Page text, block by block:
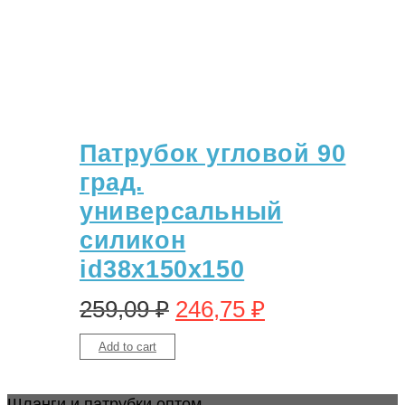
Патрубок угловой 90
град.
универсальный
силикон
id38х150х150
259,09₽ 246,75 ₽
Add to cart